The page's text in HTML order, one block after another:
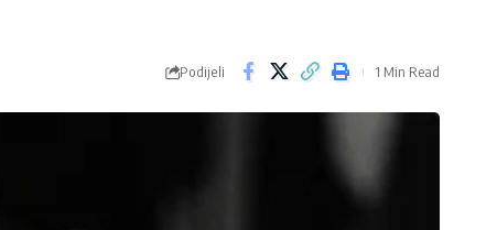
Podijeli 1 Min Read